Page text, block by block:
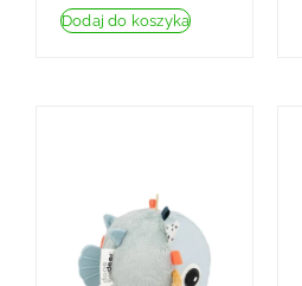
Dodaj do koszyka